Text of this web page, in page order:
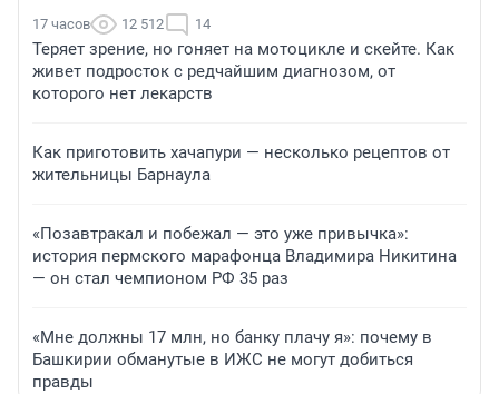
17 часов 12 512 14
Теряет зрение, но гоняет на мотоцикле и скейте. Как
живет подросток с редчайшим диагнозом, от
которого нет лекарств
Как приготовить хачапури — несколько рецептов от
жительницы Барнаула
«Позавтракал и побежал — это уже привычка»:
история пермского марафонца Владимира Никитина
— он стал чемпионом РФ 35 раз
«Мне должны 17 млн, но банку плачу я»: почему в
Башкирии обманутые в ИЖС не могут добиться
правды